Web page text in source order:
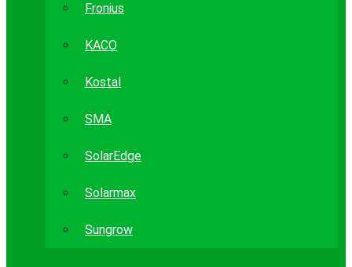
Fronius
KACO
Kostal
SMA
SolarEdge
Solarmax
Sungrow